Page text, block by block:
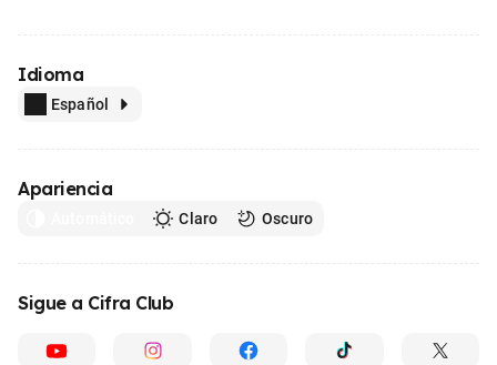
Idioma
Español
Apariencia
Claro Oscuro
Sigue a Cifra Club